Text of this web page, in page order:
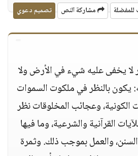
مشاركة النص تصميم دعوي
لا يخفى عليه شيء في الأرض ولا
يكون بالنظر في ملكوت السموات
الكونية، وعجائب المخلوقات نظر
القرآنية والشرعية، وما فيها
والعمل بموجب ذلك. وثمرة